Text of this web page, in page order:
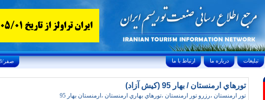
Thursday, August 6, 2026 23/صفر/1448 ارتباط با ما درباره ما تبليغات
تورهاي ارمنستان / بهار 95 (کيش آزاد)
تور ارمنستان ،رزرو تور ارمنستان ،تورهاي بهاري ارمنستان ،ارمنستان بهار 95